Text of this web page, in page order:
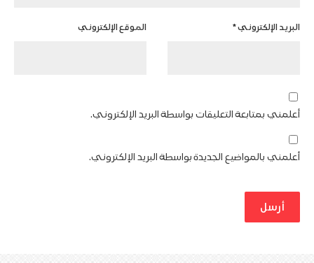
البريد الإلكتروني* الموقع الإلكتروني
أعلمني بمتابعة التعليقات بواسطة البريد الإلكتروني.
أعلمني بالمواضيع الجديدة بواسطة البريد الإلكتروني.